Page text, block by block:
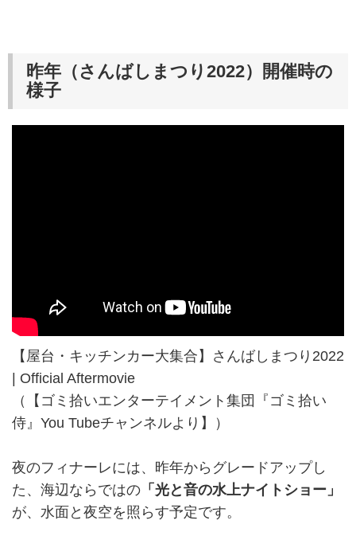
昨年（さんばしまつり2022）開催時の
様子
【屋台・キッチンカー大集合】さんばしまつり2022
| Official Aftermovie
（【ゴミ拾いエンターテイメント集団『ゴミ拾い
侍』You Tubeチャンネルより】）
夜のフィナーレには、昨年からグレードアップし
た、海辺ならではの 「光と音の水上ナイトショー」
が、水面と夜空を照らす予定です。